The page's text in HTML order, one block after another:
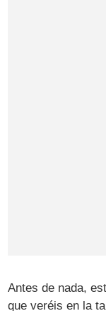
Antes de nada,
que veréis en la